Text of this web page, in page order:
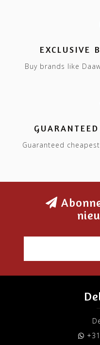
EXCLUSIVE
Buy brands like
Guaranteed